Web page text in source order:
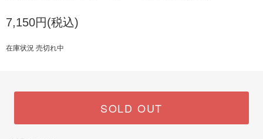
7,150円(税込)
在庫状況 売切れ中
SOLD OUT